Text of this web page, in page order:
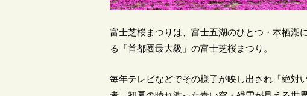
富士芝桜まつりは、富士五湖のひとつ・本栖湖
る「首都圏最大級」の富士芝桜まつり。
毎年テレビなどでその様子が映し出され「絶対